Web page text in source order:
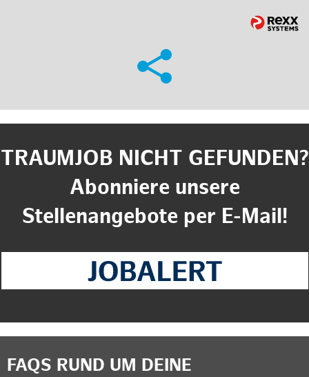
TRAUMJOB NICHT GEFUNDEN?
Abonniere unsere
Stellenangebote per E-Mail!
FAQS RUND UM DEINE